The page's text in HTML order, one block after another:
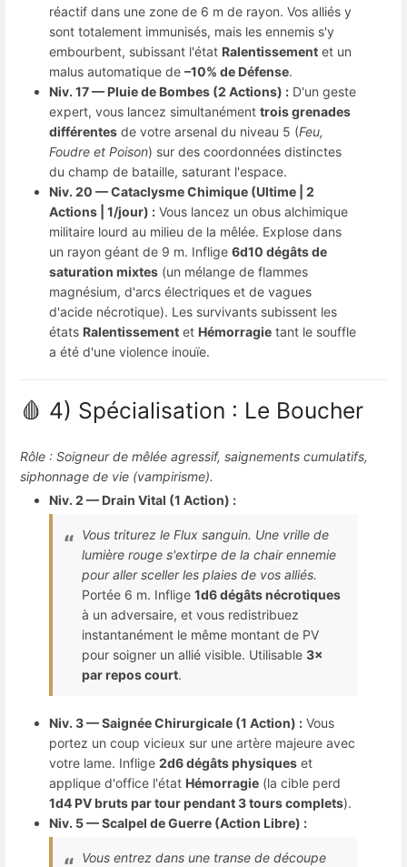
réactif dans une zone de 6 m de rayon. Vos alliés y
sont totalement immunisés, mais les ennemis s'y
embourbent, subissant l'état Ralentissement et un
malus automatique de –10% de Défense.
Niv. 17 — Pluie de Bombes (2 Actions) : D'un geste
expert, vous lancez simultanément trois grenades
différentes de votre arsenal du niveau 5 (Feu,
Foudre et Poison) sur des coordonnées distinctes
du champ de bataille, saturant l'espace.
Niv. 20 — Cataclysme Chimique (Ultime | 2
Actions | 1/jour) : Vous lancez un obus alchimique
militaire lourd au milieu de la mêlée. Explose dans
un rayon géant de 9 m. Inflige 6d10 dégâts de
saturation mixtes (un mélange de flammes
magnésium, d'arcs électriques et de vagues
d'acide nécrotique). Les survivants subissent les
états Ralentissement et Hémorragie tant le souffle
a été d'une violence inouïe.
🩸 4) Spécialisation : Le Boucher
Rôle : Soigneur de mêlée agressif, saignements cumulatifs,
siphonnage de vie (vampirisme).
Niv. 2 — Drain Vital (1 Action) :
Vous triturez le Flux sanguin. Une vrille de
lumière rouge s'extirpe de la chair ennemie
pour aller sceller les plaies de vos alliés.
Portée 6 m. Inflige 1d6 dégâts nécrotiques
à un adversaire, et vous redistribuez
instantanément le même montant de PV
pour soigner un allié visible. Utilisable 3×
par repos court.
Niv. 3 — Saignée Chirurgicale (1 Action) : Vous
portez un coup vicieux sur une artère majeure avec
votre lame. Inflige 2d6 dégâts physiques et
applique d'office l'état Hémorragie (la cible perd
1d4 PV bruts par tour pendant 3 tours complets).
Niv. 5 — Scalpel de Guerre (Action Libre) :
Vous entrez dans une transe de découpe